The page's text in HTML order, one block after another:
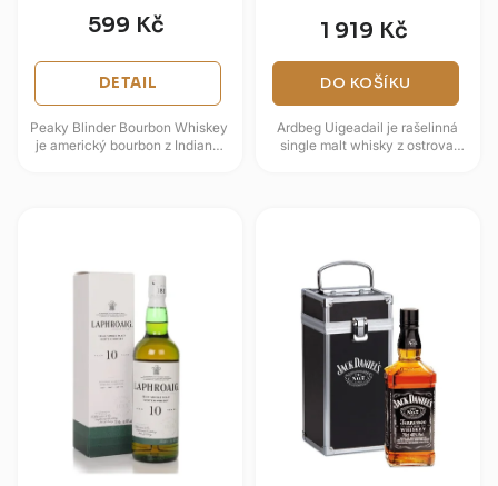
599 Kč
DETAIL
Peaky Blinder Bourbon Whiskey
je americký bourbon z Indiany,
1 919 Kč
DO KOŠÍKU
Ardbeg Uigeadail je rašelinná
single malt whisky z ostrova